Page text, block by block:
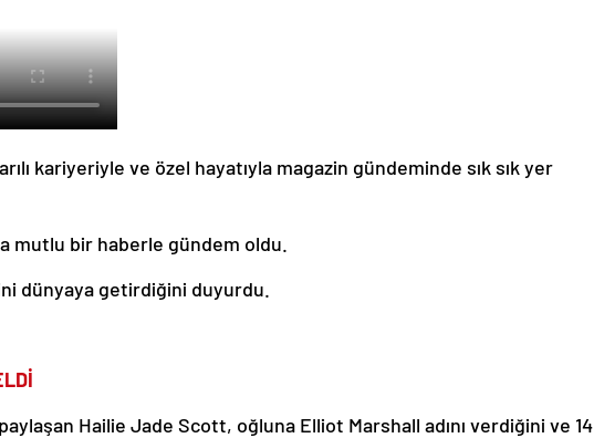
kariyeriyle ve özel hayatıyla magazin gündeminde sık sık yer
mutlu bir haberle gündem oldu.
dünyaya getirdiğini duyurdu.
Hailie Jade Scott, oğluna Elliot Marshall adını verdiğini ve 14